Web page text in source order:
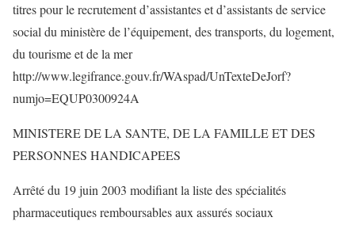
titres pour le recrutement d’assistantes et d’assistants de service
social du ministère de l’équipement, des transports, du logement,
du tourisme et de la mer
http://www.legifrance.gouv.fr/WAspad/UnTexteDeJorf?
numjo=EQUP0300924A
MINISTERE DE LA SANTE, DE LA FAMILLE ET DES
PERSONNES HANDICAPEES
Arrêté du 19 juin 2003 modifiant la liste des spécialités
pharmaceutiques remboursables aux assurés sociaux